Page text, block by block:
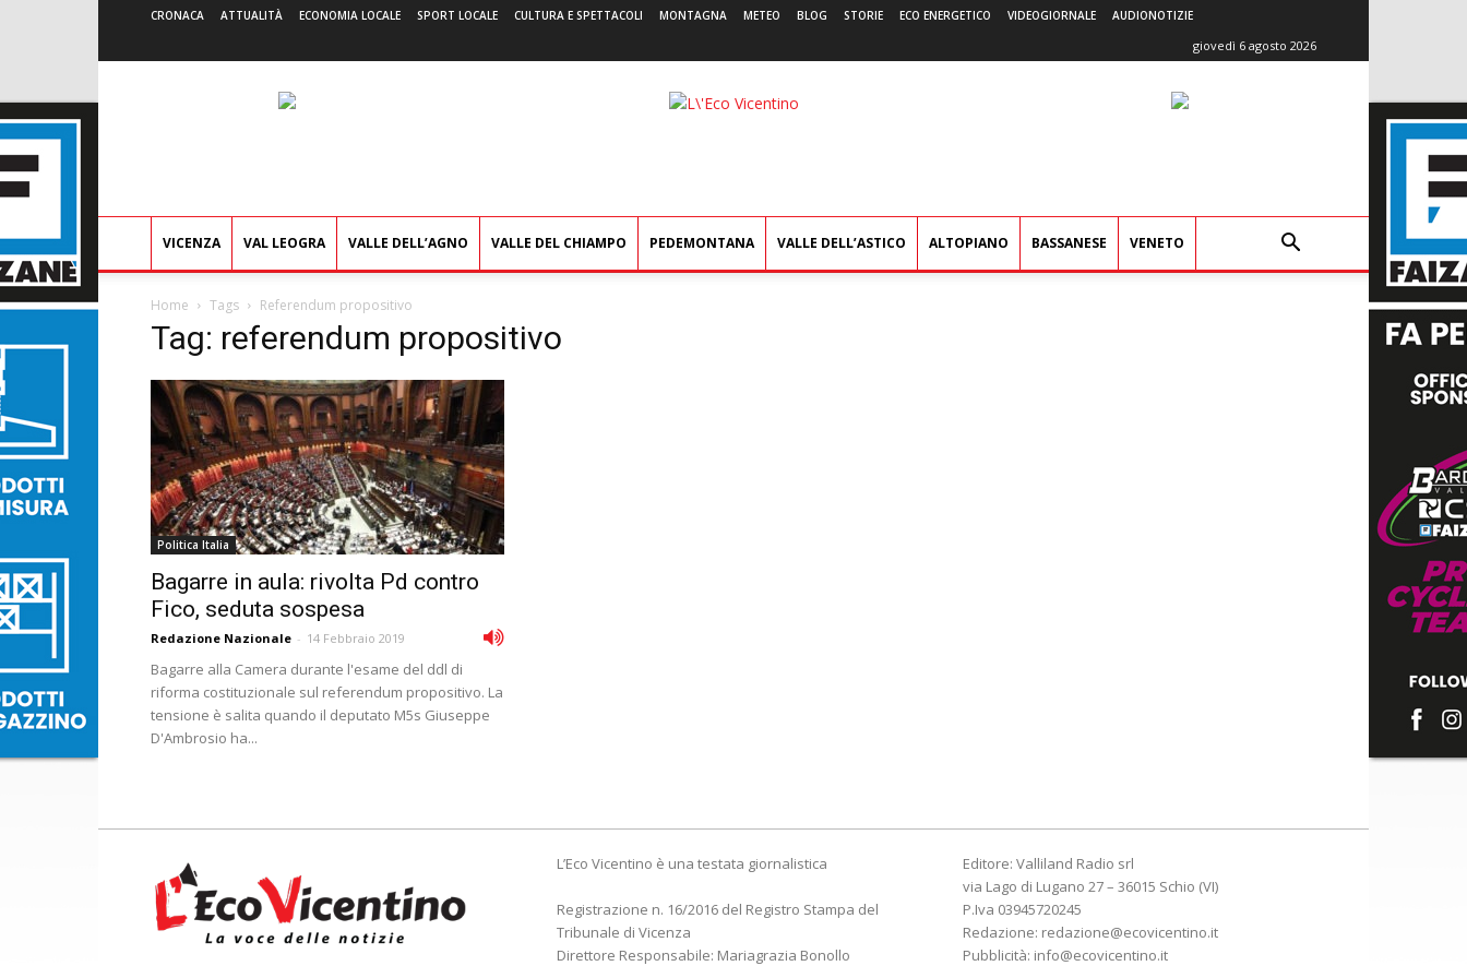
CRONACA ATTUALITÀ ECONOMIA LOCALE SPORT LOCALE CULTURA E SPETTACOLI MONTAGNA METEO BLOG STORIE ECO ENERGETICO VIDEOGIORNALE AUDIONOTIZIE
giovedì 6 agosto 2026
L'Eco
VICENZA VAL LEOGRA VALLE DELL’AGNO VALLE DEL CHIAMPO PEDEMONTANA VALLE DELL’ASTICO ALTOPIANO BASSANESE VENETO
Home Tags Referendum propositivo
Tag: referendum propositivo
Politica Italia
Bagarre in aula: rivolta Pd contro
Fico, seduta sospesa
Redazione Nazionale - 14 Febbraio 2019
Bagarre alla Camera durante l'esame del ddl di
riforma costituzionale sul referendum propositivo. La
tensione è salita quando il deputato M5s Giuseppe
D'Ambrosio ha...
L’Eco Vicentino è una testata giornalistica
Registrazione n. 16/2016 del Registro Stampa del
Tribunale di Vicenza
Direttore Responsabile: Mariagrazia Bonollo
Editore: Valliland Radio srl
via Lago di Lugano 27 – 36015 Schio (VI)
P.Iva 03945720245
Redazione: redazione@ecovicentino.it
Pubblicità: info@ecovicentino.it